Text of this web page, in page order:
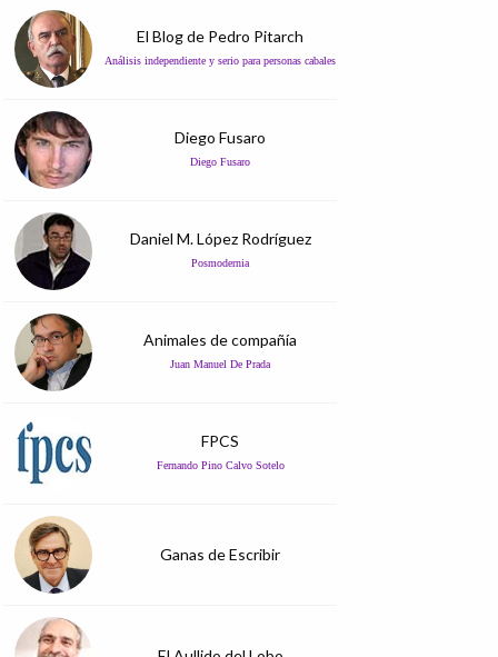
El Blog de Pedro Pitarch
Análisis independiente y serio para personas cabales
Diego Fusaro
Diego Fusaro
Daniel M. López Rodríguez
Posmodernia
Animales de compañía
Juan Manuel De Prada
FPCS
Fernando Pino Calvo Sotelo
Ganas de Escribir